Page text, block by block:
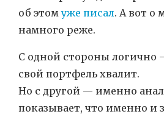
об этомуже писал. А вот о
намного реже.
С одной стороны логично
свой портфель хвалит.
Но с другой — именно
показывает, что именно и